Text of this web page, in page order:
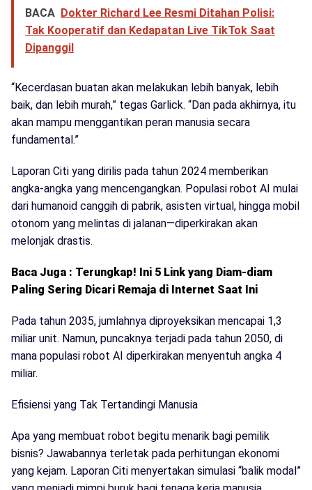
BACA Dokter Richard Lee Resmi Ditahan Polisi:
Tak Kooperatif dan Kedapatan Live TikTok Saat
Dipanggil
“Kecerdasan buatan akan melakukan lebih banyak, lebih
baik, dan lebih murah,” tegas Garlick. “Dan pada akhirnya, itu
akan mampu menggantikan peran manusia secara
fundamental.”
Laporan Citi yang dirilis pada tahun 2024 memberikan
angka-angka yang mencengangkan. Populasi robot AI mulai
dari humanoid canggih di pabrik, asisten virtual, hingga mobil
otonom yang melintas di jalanan—diperkirakan akan
melonjak drastis.
Baca Juga : Terungkap! Ini 5 Link yang Diam-diam
Paling Sering Dicari Remaja di Internet Saat Ini
Pada tahun 2035, jumlahnya diproyeksikan mencapai 1,3
miliar unit. Namun, puncaknya terjadi pada tahun 2050, di
mana populasi robot AI diperkirakan menyentuh angka 4
miliar.
Efisiensi yang Tak Tertandingi Manusia
Apa yang membuat robot begitu menarik bagi pemilik
bisnis? Jawabannya terletak pada perhitungan ekonomi
yang kejam. Laporan Citi menyertakan simulasi “balik modal”